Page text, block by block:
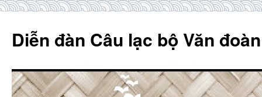
content
Diễn đàn Câu lạc bộ Văn